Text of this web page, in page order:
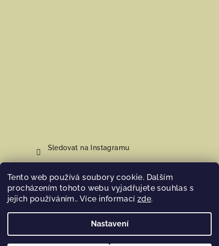
Tento web používá soubory cookie. Dalším
procházením tohoto webu vyjadřujete souhlas s
jejich používáním.. Více informací zde.
Nastavení
Sledovat na Instagramu
Nákupní košík
0ks /0 Kč